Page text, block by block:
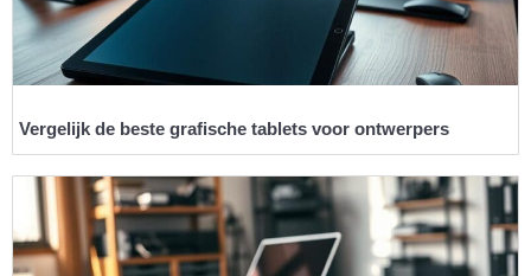
Vergelijk de beste grafische tablets voor ontwerpers